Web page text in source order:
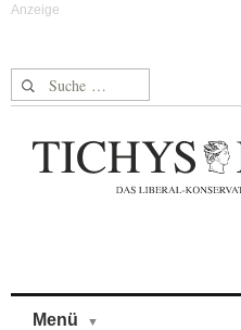
Suche nach:
Menü